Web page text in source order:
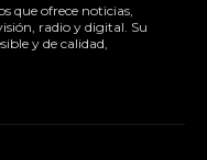
que ofrece noticias,
radio y digital. Su
y de calidad,